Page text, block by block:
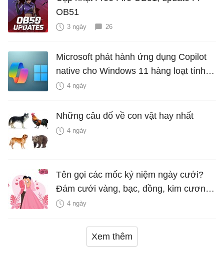
OB51
3 ngày 26
Microsoft phát hành ứng dụng Copilot
native cho Windows 11 hàng loạt tính
năng mới Hữu Ích
4 ngày
Những câu đố về con vật hay nhất
4 ngày
Tên gọi các mốc kỷ niệm ngày cưới?
Đám cưới vàng, bạc, đồng, kim cương
là bao nhiêu năm?
4 ngày
Xem thêm